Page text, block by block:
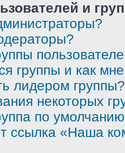
и
группы и как
лидером группы?
некоторых
по
ссылка «Наша